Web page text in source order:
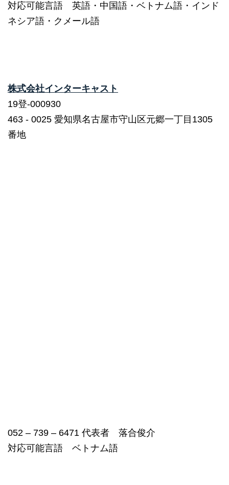
対応可能言語 英語・中国語・ベトナム語・インド
ネシア語・クメール語
株式会社インターキャスト
19登-000930
463 ‐ 0025 愛知県名古屋市守山区元郷一丁目1305
番地
052 – 739 – 6471 代表者 落合俊介
対応可能言語 ベトナム語